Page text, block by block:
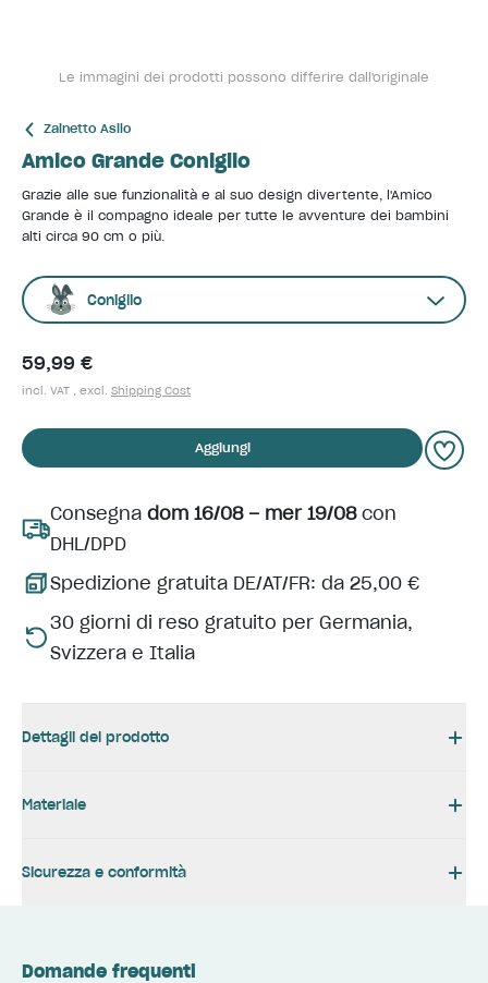
Le immagini dei prodotti possono differire dall'originale
Zainetto Asilo
Amico Grande Coniglio
Grazie alle sue funzionalità e al suo design divertente, l'Amico
Grande è il compagno ideale per tutte le avventure dei bambini
alti circa 90 cm o più.
Coniglio
59,99 €
incl. VAT , excl. Shipping Cost
Aggiungi
Consegna dom 16/08 – mer 19/08con
DHL/DPD
Spedizione gratuita DE/AT/FR: da 25,00 €
30 giorni di reso gratuito per Germania,
Svizzera e Italia
Dettagli del prodotto
Materiale
Sicurezza e conformità
Domande frequenti